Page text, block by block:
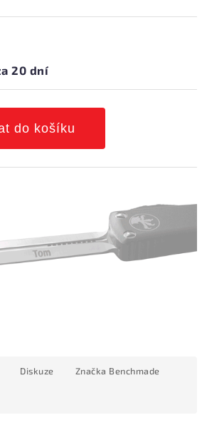
20 dní
do košíku
Diskuze Značka Benchmade